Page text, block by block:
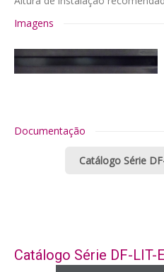
Imagens
Documentação
Catálogo Série
Catálogo Série DF-LIT-E